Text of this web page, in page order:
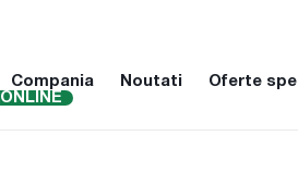
Compania Noutati Oferte
ONLINE